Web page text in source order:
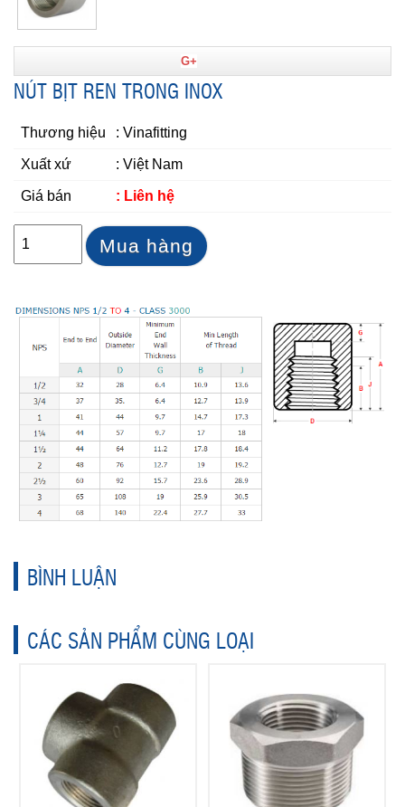
G+
NÚT BỊT REN TRONG INOX
Thương hiệu : Vinafitting
Xuất xứ : Việt Nam
Giá bán : Liên hệ
Mua hàng
BÌNH LUẬN
CÁC SẢN PHẨM CÙNG LOẠI